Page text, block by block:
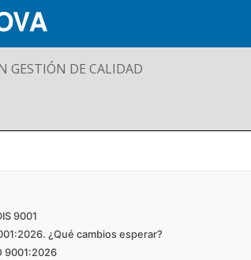
GESTIÓN DE CALIDAD
9001
¿Qué cambios esperar?
9001:2026